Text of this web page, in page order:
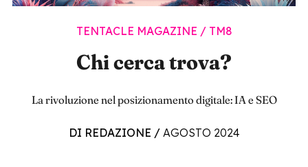
TENTACLE MAGAZINE / TM8
Chi cerca trova?
La rivoluzione nel posizionamento digitale: IA e SEO
DI REDAZIONE / AGOSTO 2024